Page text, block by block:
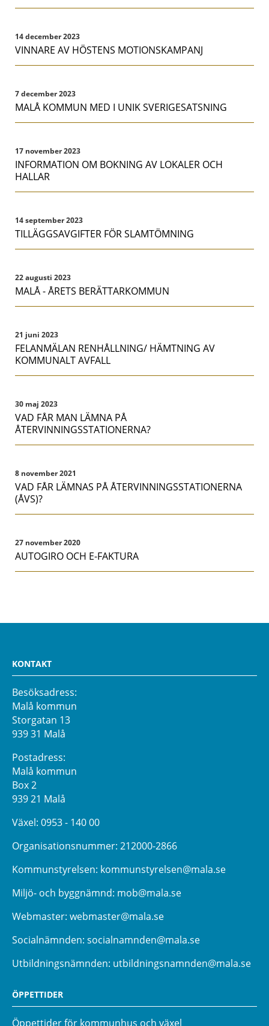
14 december 2023
VINNARE AV HÖSTENS MOTIONSKAMPANJ
7 december 2023
MALÅ KOMMUN MED I UNIK SVERIGESATSNING
17 november 2023
INFORMATION OM BOKNING AV LOKALER OCH
HALLAR
14 september 2023
TILLÄGGSAVGIFTER FÖR SLAMTÖMNING
22 augusti 2023
MALÅ - ÅRETS BERÄTTARKOMMUN
21 juni 2023
FELANMÄLAN RENHÅLLNING/ HÄMTNING AV
KOMMUNALT AVFALL
30 maj 2023
VAD FÅR MAN LÄMNA PÅ
ÅTERVINNINGSSTATIONERNA?
8 november 2021
VAD FÅR LÄMNAS PÅ ÅTERVINNINGSSTATIONERNA
(ÅVS)?
27 november 2020
AUTOGIRO OCH E-FAKTURA
KONTAKT
Besöksadress:
Malå kommun
Storgatan 13
939 31 Malå
Postadress:
Malå kommun
Box 2
939 21 Malå
Växel: 0953 - 140 00
Organisationsnummer: 212000-2866
Kommunstyrelsen: kommunstyrelsen@mala.se
Miljö- och byggnämnd: mob@mala.se
Webmaster: webmaster@mala.se
Socialnämnden: socialnamnden@mala.se
Utbildningsnämnden: utbildningsnamnden@mala.se
ÖPPETTIDER
Öppettider för kommunhus och växel